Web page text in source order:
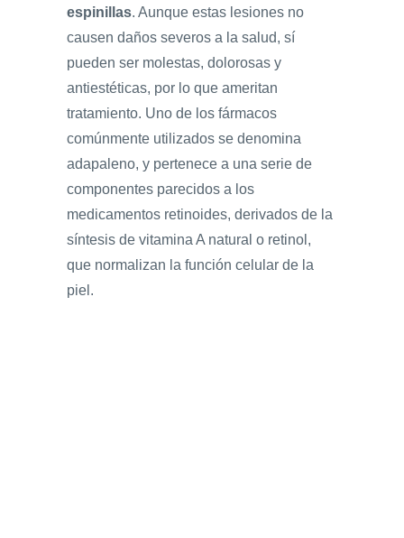
espinillas. Aunque estas lesiones no
causen daños severos a la salud, sí
pueden ser molestas, dolorosas y
antiestéticas, por lo que ameritan
tratamiento. Uno de los fármacos
comúnmente utilizados se denomina
adapaleno, y pertenece a una serie de
componentes parecidos a los
medicamentos retinoides, derivados de la
síntesis de vitamina A natural o retinol,
que normalizan la función celular de la
piel.